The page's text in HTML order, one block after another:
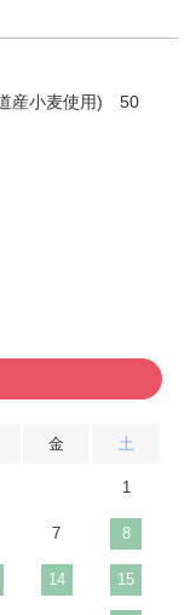
道産小麦使用) 50
金 土
1
7 8
14 15